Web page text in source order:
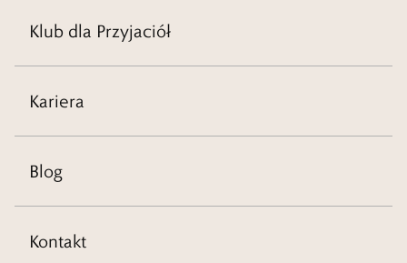
Klub dla Przyjaciół
Kariera
Blog
Kontakt